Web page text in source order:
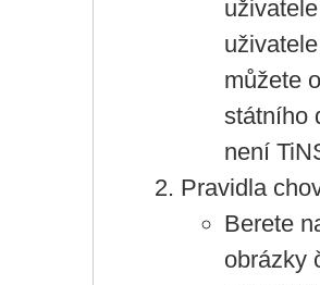
můžete
státního
není
Pravidla
Berete
obrázky